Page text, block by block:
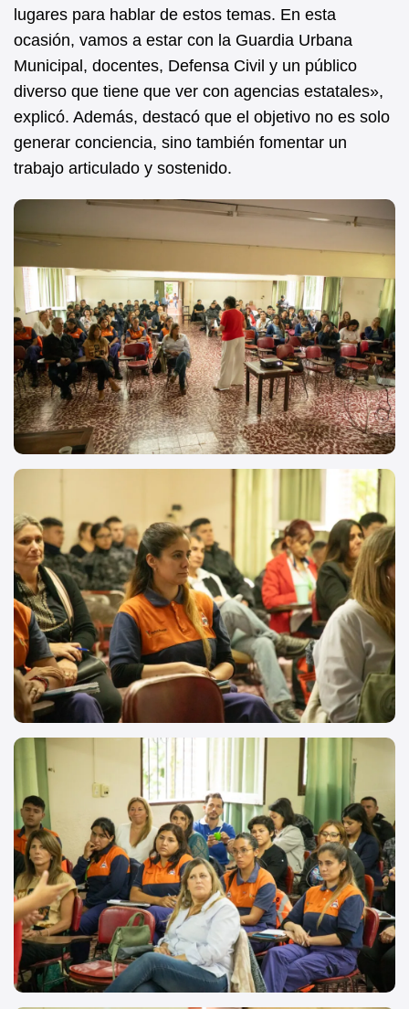
lugares para hablar de estos temas. En esta
ocasión, vamos a estar con la Guardia Urbana
Municipal, docentes, Defensa Civil y un público
diverso que tiene que ver con agencias estatales»,
explicó. Además, destacó que el objetivo no es solo
generar conciencia, sino también fomentar un
trabajo articulado y sostenido.